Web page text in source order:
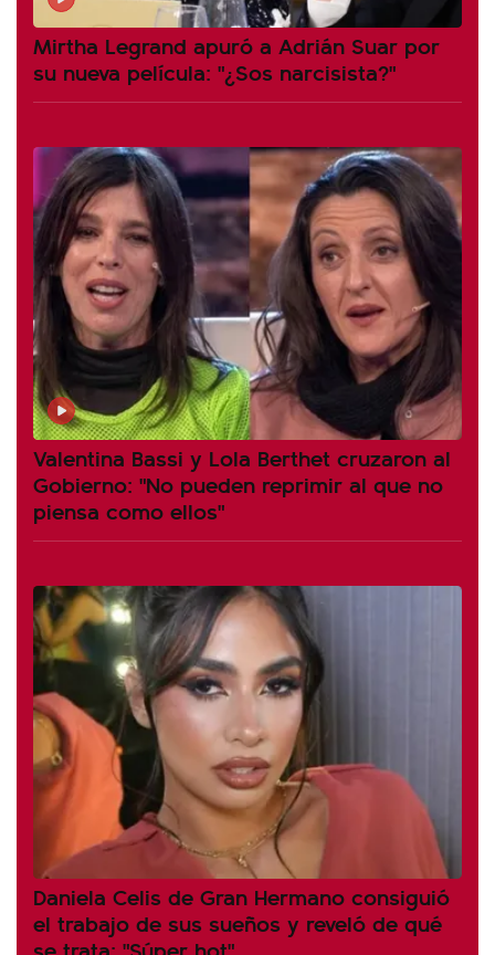
Mirtha Legrand apuró a Adrián Suar por
su nueva película: "¿Sos narcisista?"
Valentina Bassi y Lola Berthet cruzaron al
Gobierno: "No pueden reprimir al que no
piensa como ellos"
Daniela Celis de Gran Hermano consiguió
el trabajo de sus sueños y reveló de qué